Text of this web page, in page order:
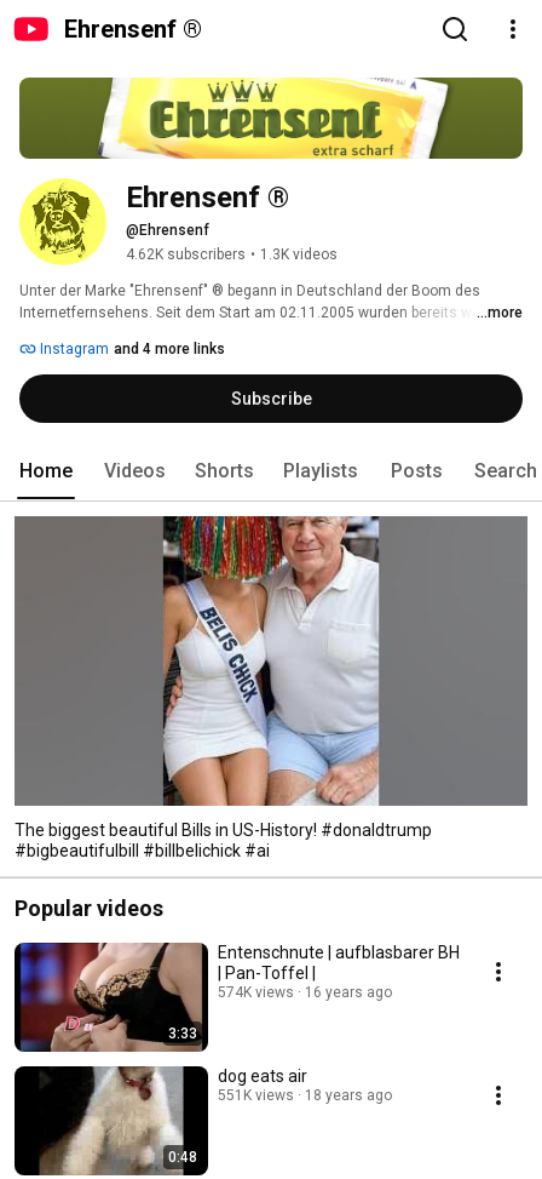
Ehrensenf ®
Ehrensenf ®
@Ehrensenf
4.62K subscribers • 1.3K videos
Unter der Marke "Ehrensenf" ® begann in Deutschland der Boom des
Internetfernsehens. Seit dem Start am 02.11.2005 wurden bereits weit über
gepostet. Viele Videos wurden mittlerweile auf diesen YouTube-Kanal
übertragen (frühere View-Zahlen nicht erfasst). Auf allen Social Media-
Kanälen von "Ehrensenf" werden weiterhin regelmäßig lustige und
interessante Videos, Fotos, Gags, Spieletipps, Linktipps u.v.m.
...more
Instagram and 4 more links
Subscribe
Home Videos Shorts Playlists Posts Search
The biggest beautiful Bills in US-History! #donaldtrump
#bigbeautifulbill #billbelichick #ai
Popular videos
3:33
Entenschnute | aufblasbarer BH
| Pan-Toffel |
574K views 16 years ago
0:48
dog eats air
551K views 18 years ago